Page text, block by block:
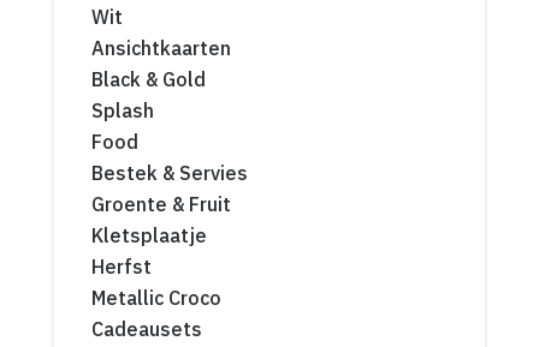
Wit
Ansichtkaarten
Black & Gold
Splash
Food
Bestek & Servies
Groente & Fruit
Kletsplaatje
Herfst
Metallic Croco
Cadeausets